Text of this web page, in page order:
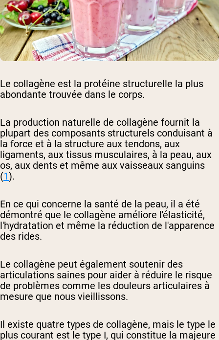
Le collagène est la protéine structurelle la plus
abondante trouvée dans le corps.
La production naturelle de collagène fournit la
plupart des composants structurels conduisant à
la force et à la structure aux tendons, aux
ligaments, aux tissus musculaires, à la peau, aux
os, aux dents et même aux vaisseaux sanguins
(1).
En ce qui concerne la santé de la peau, il a été
démontré que le collagène améliore l'élasticité,
l'hydratation et même la réduction de l'apparence
des rides.
Le collagène peut également soutenir des
articulations saines pour aider à réduire le risque
de problèmes comme les douleurs articulaires à
mesure que nous vieillissons.
Il existe quatre types de collagène, mais le type le
plus courant est le type I, qui constitue la majeure